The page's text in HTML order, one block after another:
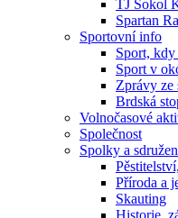
TJ Sokol
Spartan
Sportovní info
Sport, kdy
Sport v
Zprávy ze
Brdská
Volnočasové
Společnost
Spolky a
Příroda a
Skauting
Historie,